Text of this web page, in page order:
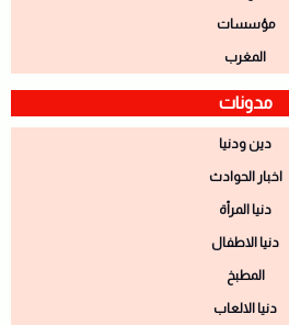
مؤسسات
المغرب
مدونات
دين ودنيا
اخبار الحوادث
دنيا المرأة
دنيا الاطفال
المطبخ
دنيا الالعاب